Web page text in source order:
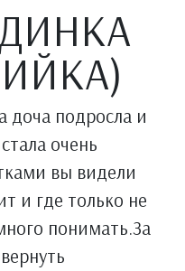
доча подросла и
очень
вы видели
и где только не
понимать.За